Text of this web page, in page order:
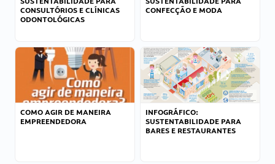
CONSULTÓRIOS E CLÍNICAS
ODONTOLÓGICAS
CONFECÇÃO E MODA
COMO AGIR DE MANEIRA
EMPREENDEDORA
INFOGRÁFICO:
SUSTENTABILIDADE PARA
BARES E RESTAURANTES